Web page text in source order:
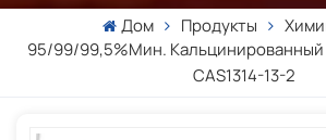
Дом Продукты
95/99/99,5%мин. Кальцинированный
CAS1314-13-2